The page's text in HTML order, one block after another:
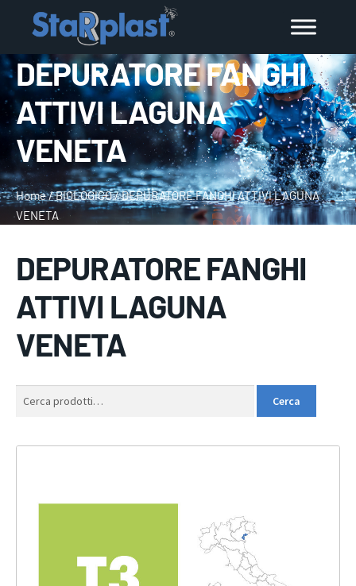
DEPURATORE FANGHI
ATTIVI LAGUNA
VENETA
Home/BIOLOGICO/DEPURATORE FANGHI ATTIVI LAGUNA
VENETA
DEPURATORE FANGHI
ATTIVI LAGUNA
VENETA
Cerca